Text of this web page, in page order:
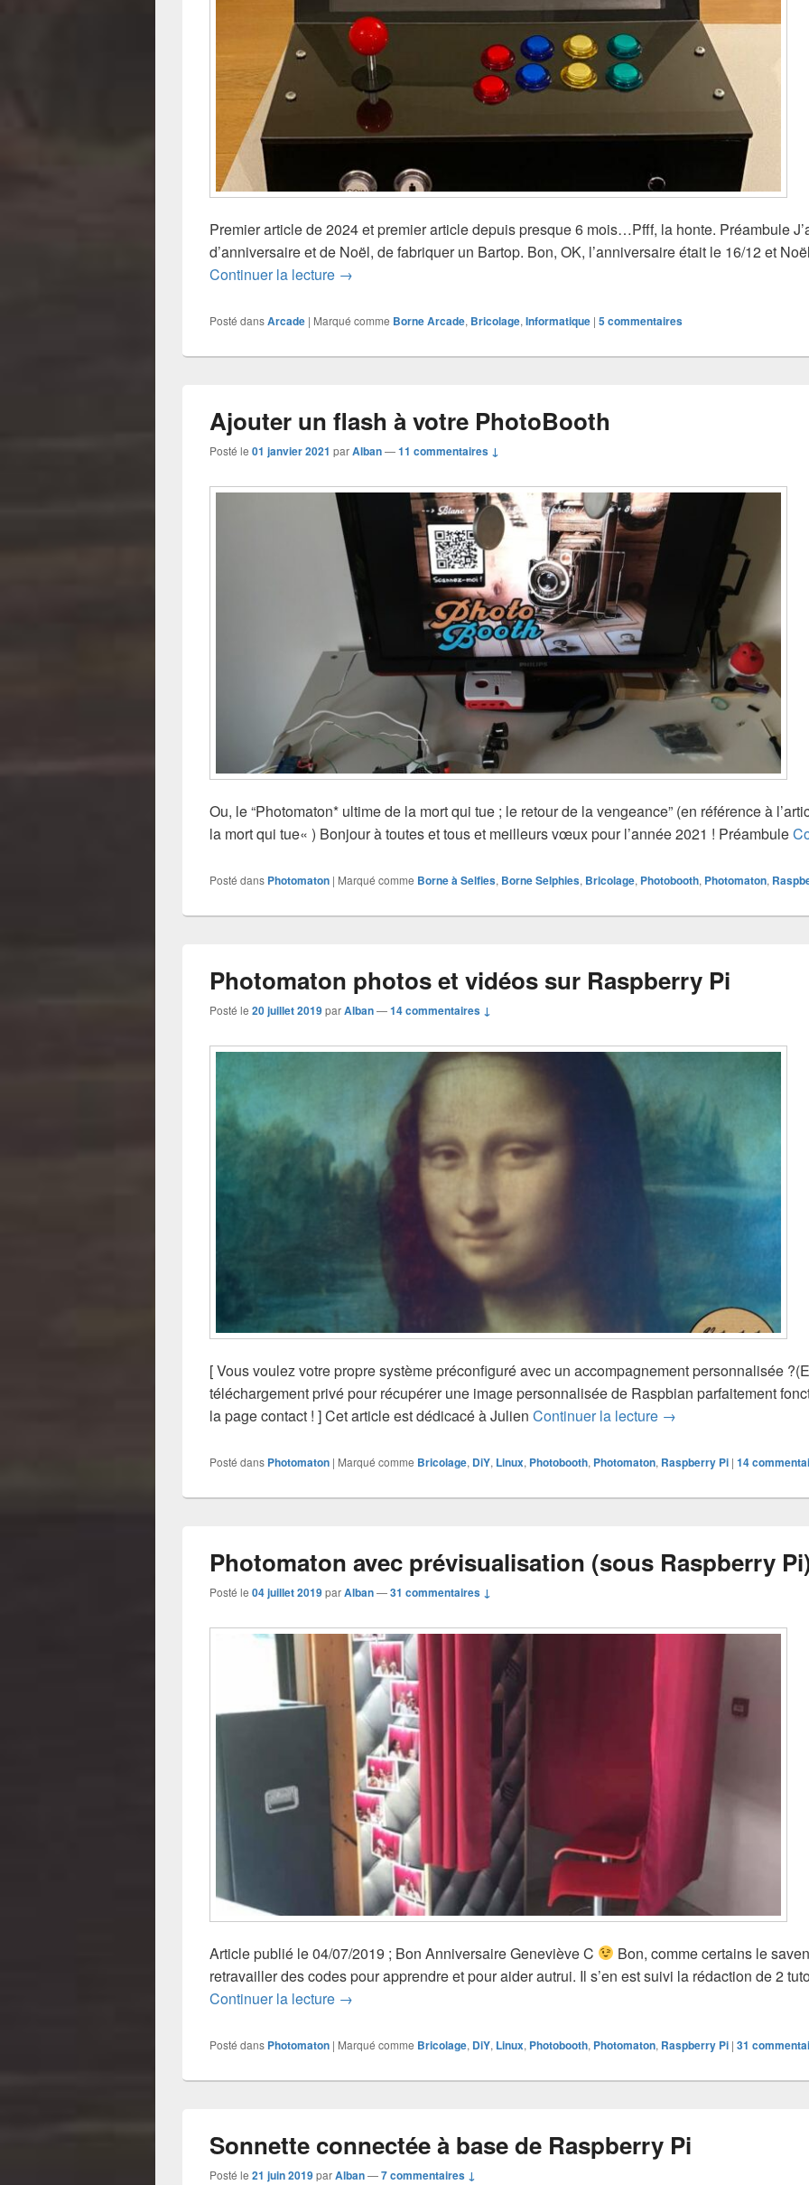
Premier article de 2024 et premier article depuis presque 6 mois…Pfff, la honte. Préambule
d’anniversaire et de Noël, de fabriquer un Bartop. Bon, OK, l’anniversaire était le 16/12 et
Continuer la lecture Mon troisième Bartop
→
Posté dansArcade | Marqué comme Borne Arcade, Bricolage,Informatique | 5commentaires
Ajouter un flash à votre PhotoBooth
Posté le 01 janvier 2021 parAlban—11 commentaires ↓
Ou, le “Photomaton* ultime de la mort qui tue ; le retour de la vengeance” (en référence à
la mort qui tue« ) Bonjour à toutes et tous et meilleurs vœux pour l’année 2021 ! Préambule
Posté dans Photomaton | Marqué comme Borne à Selfies, Borne Selphies, Bricolage, Photobooth, Photomaton,
Photomaton photos et vidéos sur Raspberry Pi
Posté le 20 juillet 2019parAlban—14 commentaires ↓
[ Vous voulez votre propre système préconfiguré avec un accompagnement personnalisée
téléchargement privé pour récupérer une image personnalisée de Raspbian parfaitement
la page contact ! ] Cet article est dédicacé à Julien Continuer la lecture Photomaton photos et
→
Posté dans Photomaton | Marqué comme Bricolage, DiY, Linux, Photobooth, Photomaton, Raspberry Pi | 14
Photomaton avec prévisualisation (sous Raspberry
Posté le 04 juillet 2019parAlban—31 commentaires ↓
Article publié le 04/07/2019 ; Bon Anniversaire Geneviève C
Bon, comme certains le
retravailler des codes pour apprendre et pour aider autrui. Il s’en est suivi la rédaction de 2
Continuer la lecture Photomaton avec prévisualisation (sous Raspberry Pi)
→
Posté dans Photomaton | Marqué comme Bricolage, DiY, Linux, Photobooth, Photomaton, Raspberry Pi | 31
Sonnette connectée à base de Raspberry Pi
Posté le 21 juin 2019parAlban—7 commentaires ↓